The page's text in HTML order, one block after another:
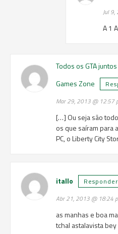
Jul
A 1
Todos os GTA
Games Zone
Mar 29, 2013 @ 12:57
[…] Ou seja são
os que saíram para
PC, o Liberty City
itallo Responder
Abr 21, 2013 @ 18:24
as manhas e boa
tchal astalavista